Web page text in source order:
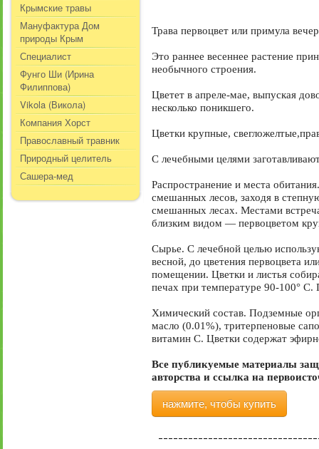
Крымские травы
Мануфактура Дом
природы Крым
Специалист
Фунго Ши (Ирина
Филиппова)
Vikola (Викола)
Компания Хорст
Православный травник
Природный целитель
Сашера-мед
Трава первоцвет или примула
Это раннее весеннее растение
необычного строения.
Цветет в апреле-мае, выпуская
несколько поникшего.
Цветки крупные,
С лечебными целями
Распространение и места
смешанных лесов, заходя в
смешанных лесах. Местами
близким видом — первоцветом
Сырье. С лечебной целью
весной, до цветения первоцвета
помещении. Цветки и листья
печах при температуре 90-100° С.
Химический состав. Подземные
масло (0.01%), тритерпеновые
витамин С. Цветки содержат
Все публикуемые материалы
авторства и ссылка на
нажмите, чтобы купить